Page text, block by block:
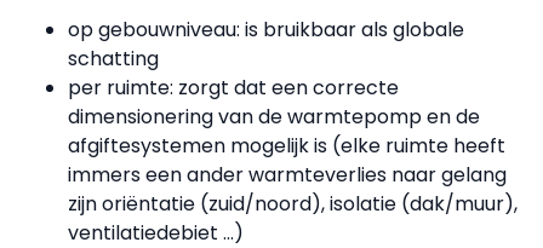
op gebouwniveau: is bruikbaar als globale
schatting
per ruimte: zorgt dat een correcte
dimensionering van de warmtepomp en de
afgiftesystemen mogelijk is (elke ruimte heeft
immers een ander warmteverlies naar gelang
zijn oriëntatie (zuid/noord), isolatie (dak/muur),
ventilatiedebiet …)